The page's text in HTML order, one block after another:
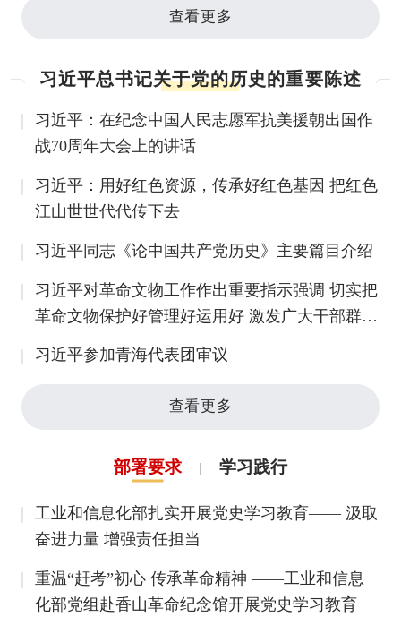
查看更多
习近平总书记关于党的历史的重要陈述
习近平：在纪念中国人民志愿军抗美援朝出国作
战70周年大会上的讲话
习近平：用好红色资源，传承好红色基因 把红色
江山世世代代传下去
习近平同志《论中国共产党历史》主要篇目介绍
习近平对革命文物工作作出重要指示强调 切实把
革命文物保护好管理好运用好 激发广大干部群众
习近平参加青海代表团审议
查看更多
部署要求 学习践行
工业和信息化部扎实开展党史学习教育—— 汲取
奋进力量 增强责任担当
重温“赶考”初心 传承革命精神 ——工业和信息
化部党组赴香山革命纪念馆开展党史学习教育